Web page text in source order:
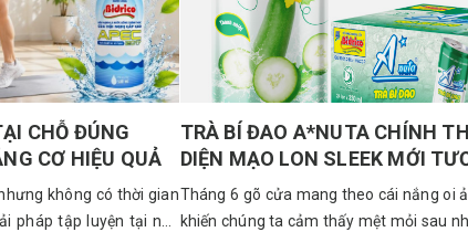
CHỖ ĐÚNG
CƠ HIỆU QUẢ
không có thời gian
pháp tập luyện tại nhà
TRÀ BÍ ĐAO A*NUTA CHÍNH
DIỆN MẠO LON SLEEK MỚI
NGÀY HÈ
Tháng 6 gõ cửa mang theo cái nắng oi
khiến chúng ta cảm thấy mệt mỏi sau